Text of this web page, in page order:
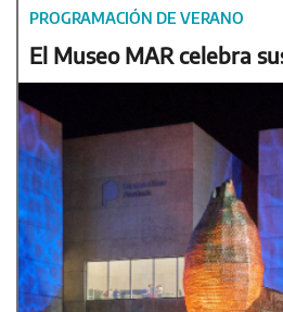
PROGRAMACIÓN DE VERANO
El Museo MAR celebra